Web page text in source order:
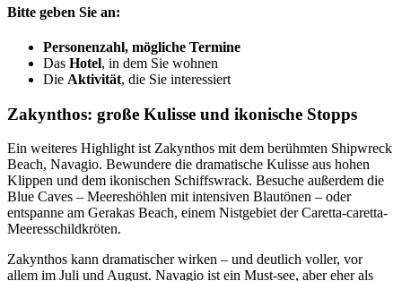
Bitte geben Sie an:
Personenzahl, mögliche Termine
Das Hotel, in dem Sie wohnen
Die Aktivität, die Sie interessiert
Zakynthos: große Kulisse und ikonische Stopps
Ein weiteres Highlight ist Zakynthos mit dem berühmten Shipwreck
Beach, Navagio. Bewundere die dramatische Kulisse aus hohen
Klippen und dem ikonischen Schiffswrack. Besuche außerdem die
Blue Caves – Meereshöhlen mit intensiven Blautönen – oder
entspanne am Gerakas Beach, einem Nistgebiet der Caretta-caretta-
Meeresschildkröten.
Zakynthos kann dramatischer wirken – und deutlich voller, vor
allem im Juli und August. Navagio ist ein Must-see, aber eher als